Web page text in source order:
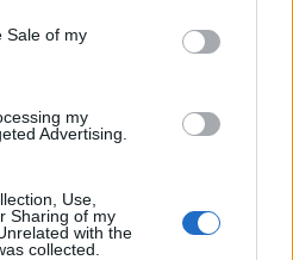
Sale of my
my
Advertising.
Use,
Sharing of my
with the
collected.